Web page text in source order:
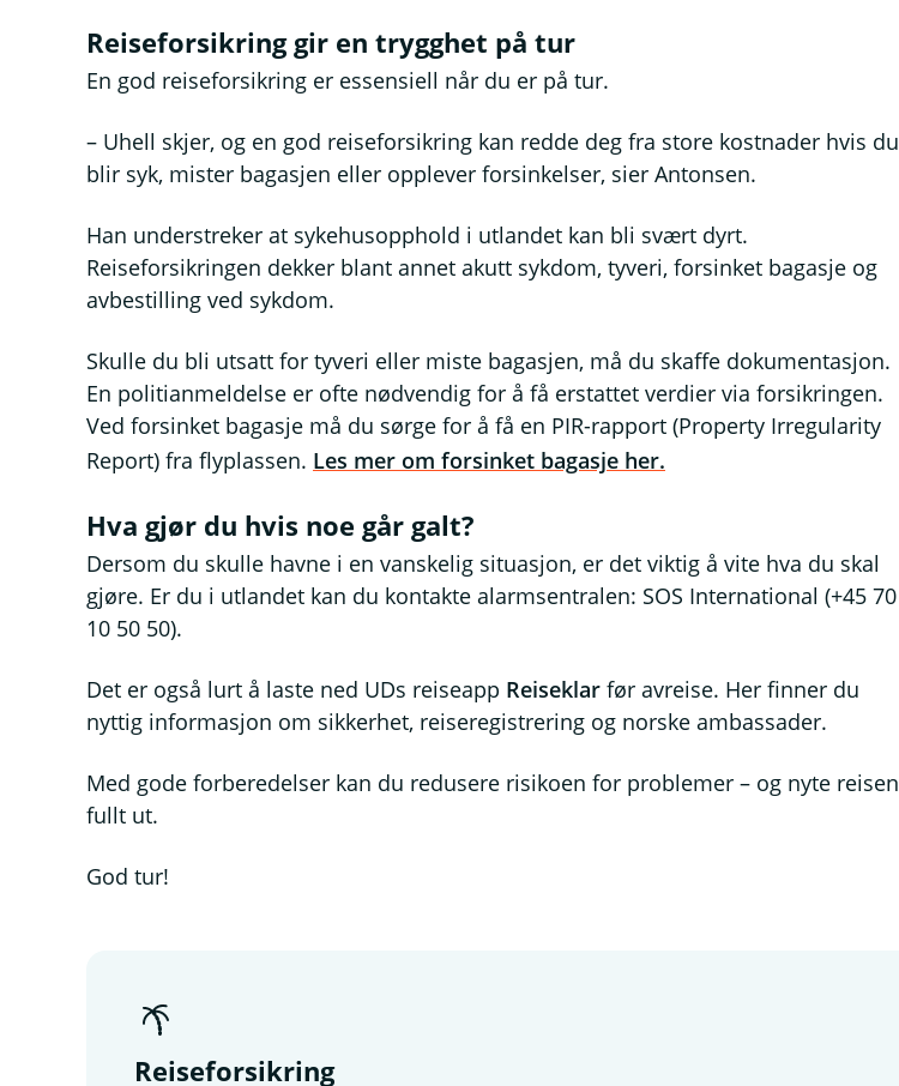
Reiseforsikring gir en trygghet på tur
En god reiseforsikring er essensiell når du er på tur.
– Uhell skjer, og en god reiseforsikring kan redde deg fra store kostnader hvis du
blir syk, mister bagasjen eller opplever forsinkelser, sier Antonsen.
Han understreker at sykehusopphold i utlandet kan bli svært dyrt.
Reiseforsikringen dekker blant annet akutt sykdom, tyveri, forsinket bagasje og
avbestilling ved sykdom.
Skulle du bli utsatt for tyveri eller miste bagasjen, må du skaffe dokumentasjon.
En politianmeldelse er ofte nødvendig for å få erstattet verdier via forsikringen.
Ved forsinket bagasje må du sørge for å få en PIR-rapport (Property Irregularity
Report) fra flyplassen. Les mer om forsinket bagasje her.
Hva gjør du hvis noe går galt?
Dersom du skulle havne i en vanskelig situasjon, er det viktig å vite hva du skal
gjøre. Er du i utlandet kan du kontakte alarmsentralen: SOS International (+45 70
10 50 50).
Det er også lurt å laste ned UDs reiseapp Reiseklar før avreise. Her finner du
nyttig informasjon om sikkerhet, reiseregistrering og norske ambassader.
Med gode forberedelser kan du redusere risikoen for problemer – og nyte reisen
fullt ut.
God tur!
Reiseforsikring